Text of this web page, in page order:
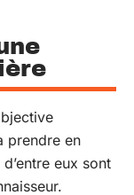
prendre en
eux sont